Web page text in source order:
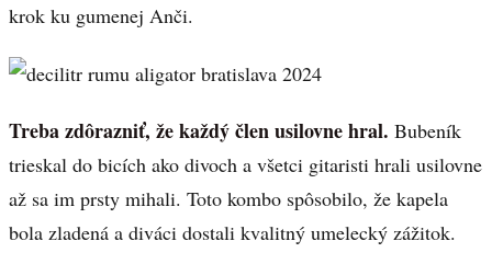
krok ku gumenej Anči.
Treba zdôrazniť, že každý člen usilovne hral. Bubeník
trieskal do bicích ako divoch a všetci gitaristi hrali usilovne
až sa im prsty mihali. Toto kombo spôsobilo, že kapela
bola zladená a diváci dostali kvalitný umelecký zážitok.